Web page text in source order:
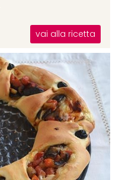
vai alla ricetta